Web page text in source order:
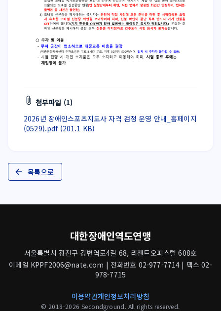
첨부파일 (1)
2026년 장애인스포츠지도사 자격 검정 운영 안내_홈페이지
(0529).pdf (201.1 KB)
목록으로
대한장애인역도연맹
서울특별시 광진구 강변역로4길 68, 리젠트오피스텔 608호
이메일 KPPF2006@nate.com | 전화번호 02-977-7714 | 팩스 02-
978-7715
이용약관개인정보처리방침
© 2018-2026 Secondground. All rights reserved.